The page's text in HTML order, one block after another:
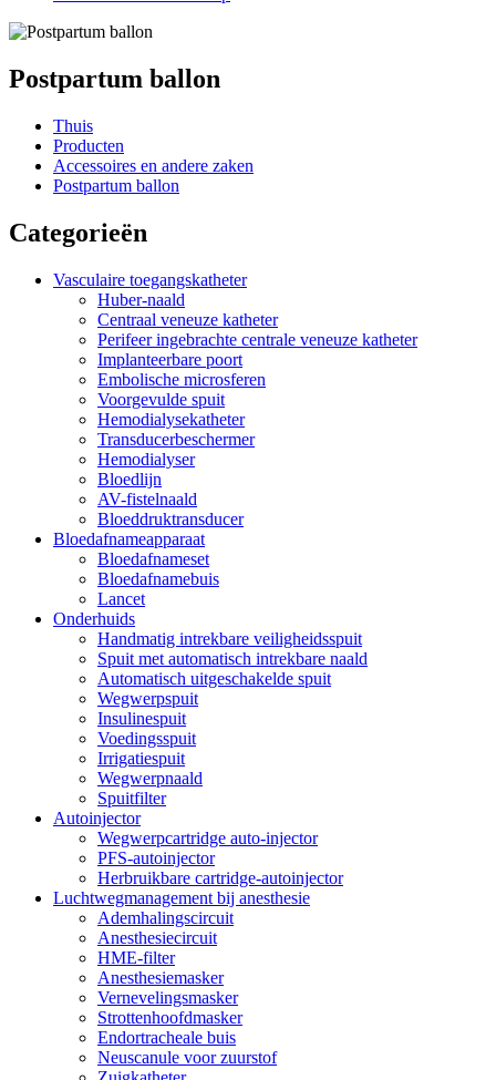
Postpartum ballon
Thuis
Producten
Accessoires en andere zaken
Postpartum ballon
Categorieën
Vasculaire toegangskatheter
Huber-naald
Centraal veneuze katheter
Perifeer ingebrachte centrale veneuze katheter
Implanteerbare poort
Embolische microsferen
Voorgevulde spuit
Hemodialysekatheter
Transducerbeschermer
Hemodialyser
Bloedlijn
AV-fistelnaald
Bloeddruktransducer
Bloedafnameapparaat
Bloedafnameset
Bloedafnamebuis
Lancet
Onderhuids
Handmatig intrekbare veiligheidsspuit
Spuit met automatisch intrekbare naald
Automatisch uitgeschakelde spuit
Wegwerpspuit
Insulinespuit
Voedingsspuit
Irrigatiespuit
Wegwerpnaald
Spuitfilter
Autoinjector
Wegwerpcartridge auto-injector
PFS-autoinjector
Herbruikbare cartridge-autoinjector
Luchtwegmanagement bij anesthesie
Ademhalingscircuit
Anesthesiecircuit
HME-filter
Anesthesiemasker
Vernevelingsmasker
Strottenhoofdmasker
Endortracheale buis
Neuscanule voor zuurstof